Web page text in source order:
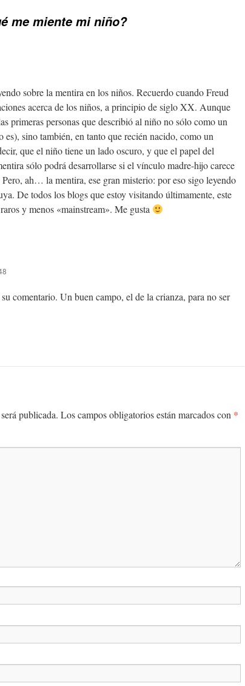
me miente mi niño?
sobre la mentira en los niños. Recuerdo cuando Freud
acerca de los niños, a principio de siglo XX. Aunque
primeras personas que describió al niño no sólo como un
es), sino también, en tanto que recién nacido, como un
que el niño tiene un lado oscuro, y que el papel del
sólo podrá desarrollarse si el vínculo madre-hijo carece
Pero, ah… la mentira, ese gran misterio: por eso sigo leyendo
De todos los blogs que estoy visitando últimamente, este
y menos «mainstream». Me gusta
comentario. Un buen campo, el de la crianza, para no ser
publicada. Los campos obligatorios están marcados con *